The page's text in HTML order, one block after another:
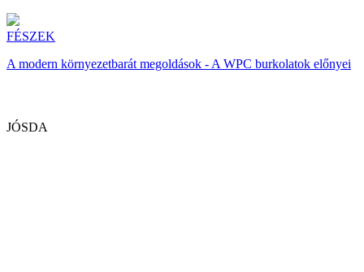
FÉSZEK
A modern környezetbarát megoldások - A WPC burkolatok előnyei
JÓSDA